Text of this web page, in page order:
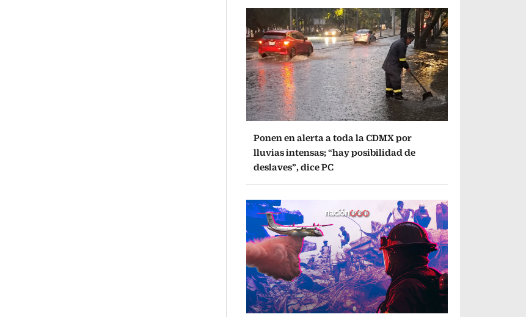
Ponen en alerta a toda la CDMX por
lluvias intensas; “hay posibilidad de
deslaves”, dice PC